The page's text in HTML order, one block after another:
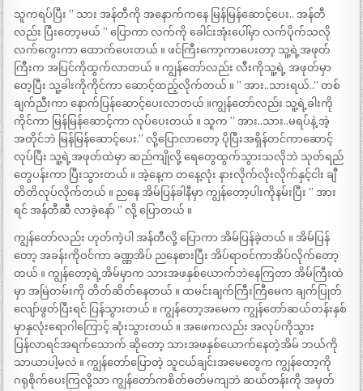
သူကရပ်ပြီး ” သား အန်တီကို အနောက်ကနေ မြန်မြန်ဆောင့်ပေး.. အန်တီ
လည်း ပြီးတော့မယ် ” ပြောကာ လက်ကို ခေါင်းအုံးပေါ်မှာ လက်ပိုက်သလို
လက်ကွေးကာ ထောက်ပေးတယ် ။ ဖင်ကြီးကော့ကာပေးတာ့ သူ့ရဲ့အဖုတ်
ကြီးက အပြင်ကိုထွက်လာတယ် ။ ကျွန်တော်လည်း လီးကိုသူ့ရဲ့ အဖုတ်မှာ
တေ့ပြီး သူ့ခါးကိုကိုင်ကာ ဆောင့်ထည့်လိုက်တယ် ။ ” အား..သားရယ်..” တစ်
ချက်ညီးကာ နောက်ပြန်ဆောင့်ပေးလာတယ် ။ကျွန်တော်လည်း သူ့ရဲ့ခါးကို
ကိုင်ကာ မြန်မြန်ဆောင့်ကာ လုပ်ပေးတယ် ။ သူက ” အား..သား..မရပ်နဲ့ အဲ့
အတိုင်ဘဲ မြန်မြန်ဆောင့်ပေး.” လို့ပြောလာတော့ ပိုပြီးအရှိန်တင်ကာဆောင့်
လုပ်ပြီး သူ့ရဲ့အဖုတ်ထဲမှာ ဆည်ကျိုလို့ ရေတွေထွက်သွားသလိုဘဲ သုတ်ရည်
တွေပန်းကာ ပြီးသွားတယ် ။ အဲ့နေ့က တနေ့လုံး နားလိုက်လိုးလိုက်နှင့်ငါး ချီ
တိတိလုပ်လိုက်တယ် ။ ညနေ အိမ်ပြန်ခါနီမှာ ကျွန်တော့ပါးကိုနမ်းပြီး ” အား
ရင် အန်တီဆီ လာခဲ့နော် ” လို့ ပြောတယ် ။
ကျွန်တော်လည်း ဟုတ်ကဲ့ပါ အန်တီလို့ ပြောကာ အိမ်ပြန်ခဲ့တယ် ။ အိမ်ပြန်
တော့ အခန်းကိုဝင်ကာ ခဏ္ဏအိပ် ညနေစားပြီး အိပ်ရာဝင်ကာအိပ်လိုက်တော့
တယ် ။ ကျွန်တော့ရဲ့အိမ်မှာက သားအဖနှစ်ယောက်ဘဲနေကြတာ အိမ်ကြီးထဲ
မှာ အမြဲတမ်းကို တိတ်ဆိတ်နေတယ် ။ ထမင်းချက်ကြီးကြီမေက ချက်ပြုတ်
လျော်ဖွတ်ပြီးရင် ပြန်သွားတယ် ။ ကျွန်တော့အမေက ကျွန်တော်ဆယ်တန်းနှစ်
မှာနှလုံးရောဂါကြောင့် ဆုံးသွားတယ် ။ အဖေကလည်း အလုပ်ကိုသွား
ပြန်လာရင်အရက်သောက် ဆိုတော့ သားအဖနှစ်ယောက်နေတဲ့အိမ် ဘယ်ကို
သာယာပါ့မလဲ ။ ကျွန်တော်ပြောတဲ့ သူငယ်ချင်းအမေတွေက ကျွန်တော့ကို
ဂရုစိုက်ပေးကြလို့သာ ကျွန်တော်ကစိတ်ဓတ်မကျဘဲ ဆယ်တန်းကို အမှတ်